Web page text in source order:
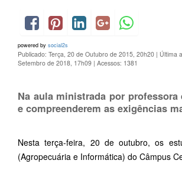
powered by social2s
Publicado: Terça, 20 de Outubro de 2015, 20h20 | Última
Setembro de 2018, 17h09 | Acessos: 1381
Na aula ministrada por
e compreenderem as exigências
Nesta terça-feira, 20 de outubro, os
(Agropecuária e Informática) do Câmpus